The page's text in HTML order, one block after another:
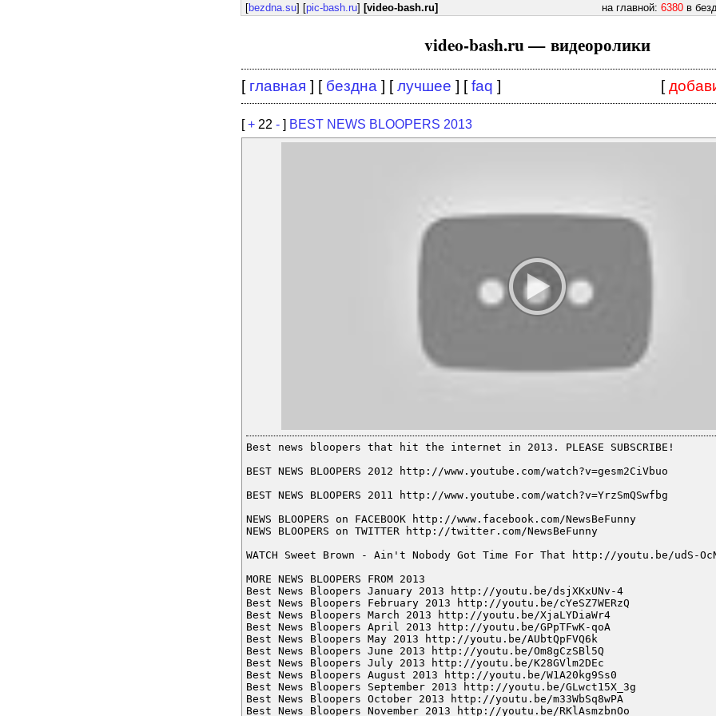
[bezdna.su] [pic-bash.ru] [video-bash.ru] на главной: 6380 в
video-bash.ru — видеоролики
[ главная ] [ бездна ] [лучшее ] [faq ] [
[+ 22 - ] BEST NEWS BLOOPERS 2013
Best news bloopers that hit the internet in 2013. PLEASE SUBSCRIBE!
BEST NEWS BLOOPERS 2012 http://www.youtube.com/watch?v=gesm2CiVbuo
BEST NEWS BLOOPERS 2011 http://www.youtube.com/watch?v=YrzSmQSwfbg
NEWS BLOOPERS on FACEBOOK http://www.facebook.com/NewsBeFunny
NEWS BLOOPERS on TWITTER http://twitter.com/NewsBeFunny
WATCH Sweet Brown - Ain't Nobody Got Time For That http://youtu.be/udS-
MORE NEWS BLOOPERS FROM 2013
Best News Bloopers January 2013 http://youtu.be/dsjXKxUNv-4
Best News Bloopers February 2013 http://youtu.be/cYeSZ7WERzQ
Best News Bloopers March 2013 http://youtu.be/XjaLYDiaWr4
Best News Bloopers April 2013 http://youtu.be/GPpTFwK-qoA
Best News Bloopers May 2013 http://youtu.be/AUbtQpFVQ6k
Best News Bloopers June 2013 http://youtu.be/Om8gCzSBl5Q
Best News Bloopers July 2013 http://youtu.be/K28GVlm2DEc
Best News Bloopers August 2013 http://youtu.be/W1A20kg9Ss0
Best News Bloopers September 2013 http://youtu.be/GLwct15X_3g
Best News Bloopers October 2013 http://youtu.be/m33WbSq8wPA
Best News Bloopers November 2013 http://youtu.be/RKlAsmzbnOo